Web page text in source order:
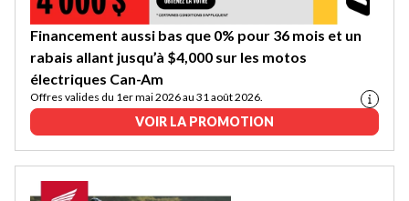
Financement aussi bas que 0% pour 36 mois et un
rabais allant jusqu’à $4,000 sur les motos
électriques Can-Am
Offres valides du 1er mai 2026 au 31 août 2026.
VOIR LA PROMOTION